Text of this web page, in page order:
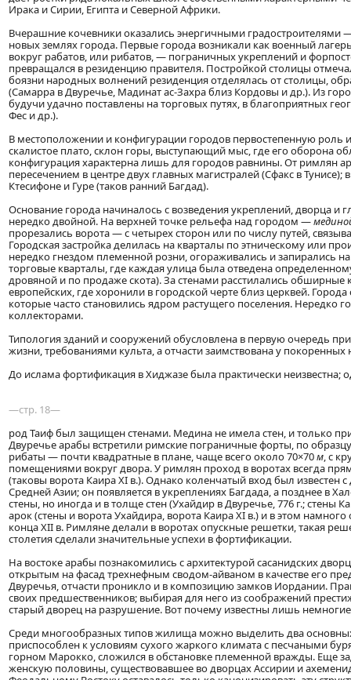
Ирака и Сирии, Египта и Северной Африки.
Вчерашние кочевники оказались энергичными градостроителями
новых землях города. Первые города возникали как военный
вокруг рабатов, или рибатов, — пограничных укреплений и
превращался в резиденцию правителя. Постройкой столицы
боязни народных волнений резиденция отделялась от столицы,
(Самарра в Двуречье, Мадинат ас-Захра близ Кордовы и др.). Из
будучи удачно поставлены на торговых путях, в благоприятных
Фес и др.).
В местоположении и конфигурации городов первостепенную роль
скалистое плато, склон горы, выступающий мыс, где его оборона
конфигурация характерна лишь для городов равнины. От римлян
пересечением в центре двух главных магистралей (Сфакс в
Ктесифоне и Гуре (таков ранний Багдад).
Основание города начиналось с возведения укреплений, дворца и
нередко двойной. На верхней точке рельефа над городом —
прорезались ворота — с четырех сторон или по числу путей,
Городская застройка делилась на кварталы по этническому или
нередко гнездом племенной розни, огораживались и запирались
торговые кварталы, где каждая улица была отведена
дровяной и по продаже скота). За стенами расстилались
европейских, где хоронили в городской черте близ церквей.
которые часто становились ядром растущего поселения. Нередко
коллекторами.
Типология зданий и сооружений обусловлена в первую очередь
жизни, требованиями культа, а отчасти заимствована у покоренных
До ислама фортификация в Хиджазе была практически неизвестна;
—стр. 18—
род Таиф был защищен стенами. Медина не имела стен, и только
Двуречье арабы встретили римские пограничные форты, по
рибаты — почти квадратные в плане, чаще всего около 70×70м, с
помещениями вокруг двора. У римлян проход в воротах всегда
(таковы ворота Каира XI в.). Однако коленчатый вход был
Средней Азии; он появляется в укреплениях Багдада, а позднее в
стены, но иногда и в толще стен (Ухайдир в Двуречье, 776 г.; стены
арок (стены и ворота Ухайдира, ворота Каира XI в.) и в этом
конца XII в. Римляне делали в воротах опускные решетки, такая
столетия сделали значительные успехи в фортификации.
На востоке арабы познакомились с архитектурой сасанидских
открытым на фасад трехнефным сводом-айваном в качестве его
Двуречья, отчасти проникло и в композицию замков Иордании.
своих предшественников; выбирая для него из соображений
старый дворец на разрушение. Вот почему известны лишь
Среди многообразных типов жилища можно выделить два
приспособлен к условиям сухого жаркого климата с песчаными
горном Марокко, сложился в обстановке племенной вражды. Еще
женскую половины, существовавшее во дворцах Ассирии и